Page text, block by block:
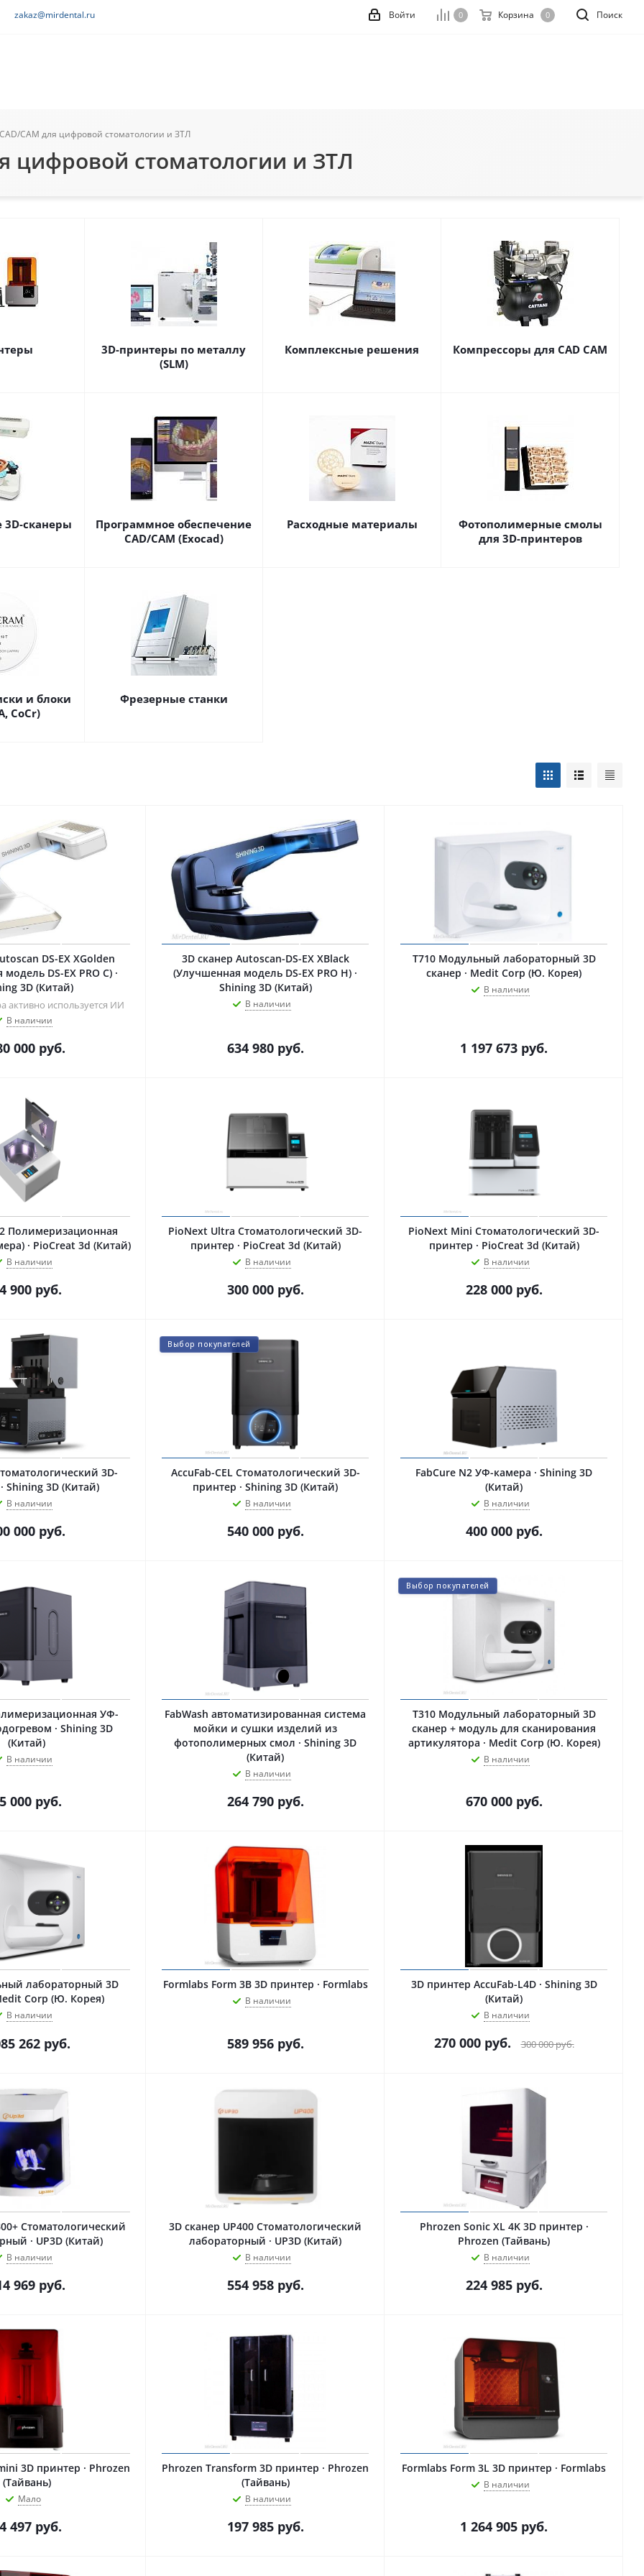
zakaz@mirdental.ru Поиск
0 Корзина 0
Войти
CAM для цифровой стоматологии и ЗТЛ
цифровой стоматологии и ЗТЛ
3D-принтеры по металлу
(SLM)
Комплексные решения Компрессоры для CAD CAM
сканеры
Программное обеспечение
CAD/CAM (Exocad)
Расходные материалы
Фотополимерные смолы
для 3D-принтеров
и блоки
CoCr)
Фрезерные станки
DS-EX XGolden
DS-EX PRO C) ·
3D (Китай)
активно используется ИИ
В наличии
000руб.
3D сканер Autoscan-DS-EX XBlack
(Улучшенная модель DS-EX PRO H) ·
Shining 3D (Китай)
В наличии
634 980руб.
T710 Модульный лабораторный 3D
сканер · Medit Corp (Ю. Корея)
В наличии
1 197 673 руб.
Полимеризационная
· PioCreat 3d (Китай)
В наличии
900руб.
PioNext Ultra Стоматологический 3D-
принтер · PioCreat 3d (Китай)
В наличии
300 000руб.
PioNext Mini Стоматологический 3D-
принтер · PioCreat 3d (Китай)
В наличии
228 000руб.
3D-
Shining 3D (Китай)
В наличии
000руб.
Выбор покупателей
AccuFab-CEL Стоматологический 3D-
принтер · Shining 3D (Китай)
В наличии
540 000руб.
FabCure N2 УФ-камера · Shining 3D
(Китай)
В наличии
400 000руб.
УФ-
· Shining 3D
(Китай)
В наличии
000руб.
FabWash автоматизированная система
мойки и сушки изделий из
фотополимерных смол · Shining 3D
(Китай)
В наличии
264 790руб.
Выбор покупателей
T310 Модульный лабораторный 3D
сканер + модуль для сканирования
артикулятора · Medit Corp (Ю. Корея)
В наличии
670 000руб.
лабораторный 3D
Corp (Ю. Корея)
В наличии
262 руб.
Formlabs Form 3B 3D принтер · Formlabs
В наличии
589 956руб.
3D принтер AccuFab-L4D · Shining 3D
(Китай)
В наличии
270 000руб. 300 000руб.
Стоматологический
· UP3D (Китай)
В наличии
969руб.
3D сканер UP400 Стоматологический
лабораторный · UP3D (Китай)
В наличии
554 958руб.
Phrozen Sonic XL 4K 3D принтер ·
Phrozen (Тайвань)
В наличии
224 985руб.
(Тайвань)
Мало
497руб.
Phrozen Transform 3D принтер · Phrozen
(Тайвань)
В наличии
197 985руб.
Formlabs Form 3L 3D принтер · Formlabs
В наличии
1 264 905 руб.